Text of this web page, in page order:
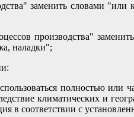
заменить словами
производства"
наладки";
полностью или
климатических и
в соответствии с